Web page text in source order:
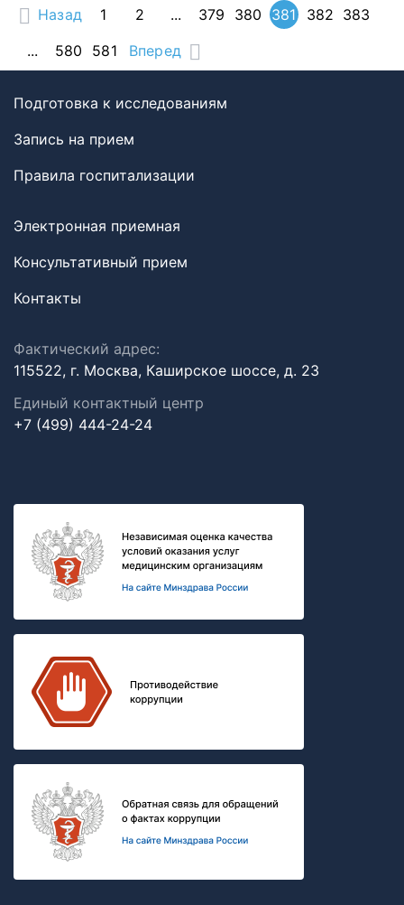
Назад 1 2 ... 379 380 381 382 383
...
580 581 Вперед
Подготовка к исследованиям
Запись на прием
Правила госпитализации
Электронная приемная
Консультативный прием
Контакты
Фактический адрес:
115522, г. Москва, Каширское шоссе, д. 23
Единый контактный центр
+7 (499) 444-24-24